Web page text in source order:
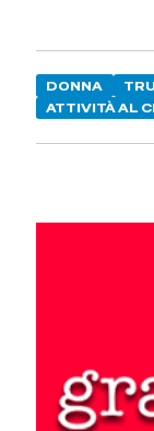
DONNA
ATTIVITÀ AL